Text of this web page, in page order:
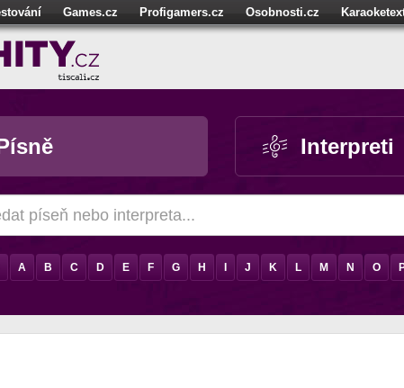
Games.cz Profigamers.cz Osobnosti.cz
CZhity.cz
Interpreti
A B C D E F G H J K L M N O